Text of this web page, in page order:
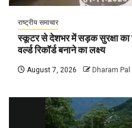
राष्ट्रीय समाचार
स्कूटर से देशभर में सड़क सुरक्षा का
वर्ल्ड रिकॉर्ड बनाने का लक्ष्य
August 7, 2026 Dharam